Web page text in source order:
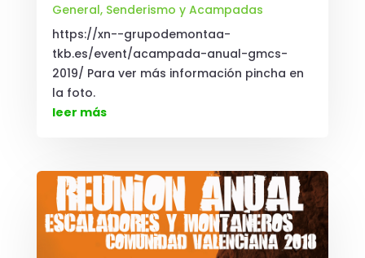
General, Senderismo y Acampadas
https://xn--grupodemontaa-
tkb.es/event/acampada-anual-gmcs-
2019/ Para ver más información pincha en
la foto.
leer más